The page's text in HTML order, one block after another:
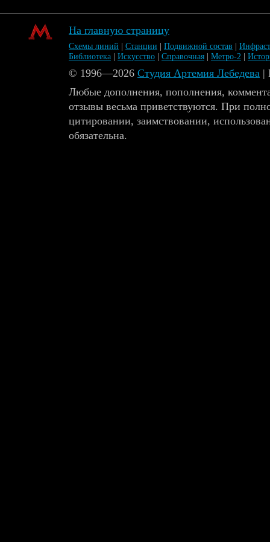
На главную страницу
Схемы линий Станции Подвижной состав
Библиотека
Искусство Справочная Метро-2
© 1996—2026 Студия Артемия Лебедева |
Любые дополнения, пополнения,
отзывы весьма приветствуются. При
цитировании, заимствовании,
обязательна.